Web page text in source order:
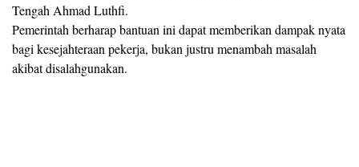
Tengah Ahmad Luthfi.
Pemerintah berharap bantuan ini dapat memberikan dampak nyata
bagi kesejahteraan pekerja, bukan justru menambah masalah
akibat disalahgunakan.